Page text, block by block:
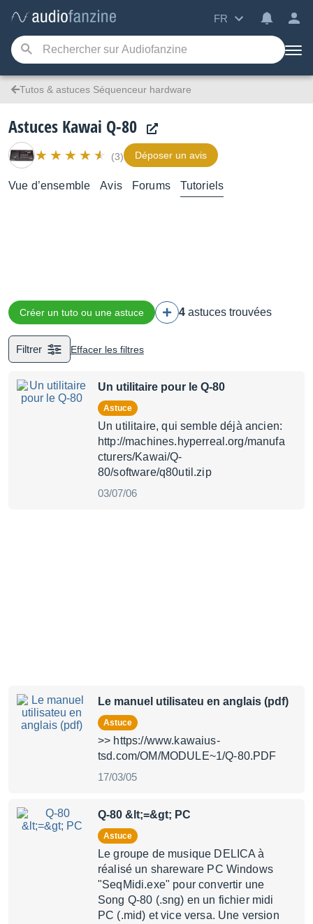
FR
Tutos & astuces Séquenceur hardware
Astuces Kawai Q-80
(3) Déposer un avis
Vue d’ensemble Avis Forums Tutoriels
Créer un tuto ou une astuce 4 astuces trouvées
Filtrer Effacer les filtres
Un utilitaire pour le Q-80
Astuce
Un utilitaire, qui semble déjà ancien:
http://machines.hyperreal.org/manufa
cturers/Kawai/Q-
80/software/q80util.zip
03/07/06
Le manuel utilisateu en anglais (pdf)
Astuce
>> https://www.kawaius-
tsd.com/OM/MODULE~1/Q-80.PDF
17/03/05
Q-80 &lt;=&gt; PC
Astuce
Le groupe de musique DELICA à
réalisé un shareware PC Windows
"SeqMidi.exe" pour convertir une
Song Q-80 (.sng) en un fichier midi
PC (.mid) et vice versa. Une version